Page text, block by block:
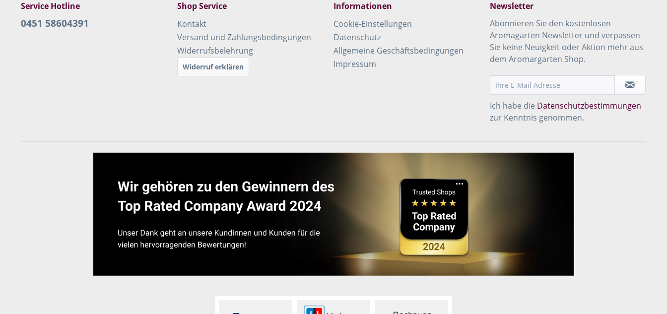
Service Hotline
0451 58604391
Shop Service
Kontakt
Versand und Zahlungsbedingungen
Widerrufsbelehrung
Widerruf erklären
Informationen
Cookie-Einstellungen
Datenschutz
Allgemeine Geschäftsbedingungen
Impressum
Newsletter
Abonnieren Sie den kostenlosen
Aromagarten Newsletter und verpassen
Sie keine Neuigkeit oder Aktion mehr aus
dem Aromargarten Shop.
Ich habe die Datenschutzbestimmungen
zur Kenntnis genommen.